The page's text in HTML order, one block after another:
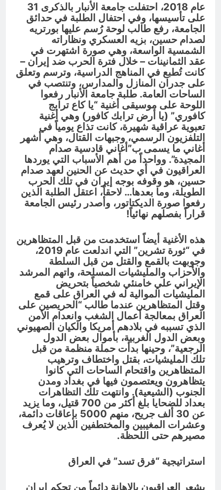
عام 2018، احتفلت جامعة الأنبار بالذكرى 31
على تأسيسها، وفي احتفال الطلبة في حدائق
الجامعة، رفع طالب لوحة رُسم عليها بورتريه
لصدام حسين، بزيه العسكري ونظاراته
الشمسية الواسعة، وهي صورة اشتهرت في
عقد الثمانينات – خلال فترة الحرب ضد إيران –
كانت تُطبع في المناهج الدراسية، وترسم وتعلق
على جدران المنازل والمدارس، وتنتصب في
الساحات العامة. طلبة جامعة الأنبار رفعوا
اللوحة على موسيقى أغنية “يا كاع ترابج
كافوري” (يا أرض ترابك كافور) وهي أغنية
تعبوية عراقية شهيرة، كانت تذاع يومياً في
التلفزيون الرسمي، وجبهات القتال، وهي أشهر
أغاني ما يسمى ب”أغاني قادسية صدام
المجيدة”. وواحداً من أهم الأسباب التي يوردها
العراقيون في أي حديث عن الحنين لعهد صدام
حسين، هو وقوفه بوجه إيران في تلك الحرب
الطويلة، وما بعدها… لاحقاً، اعتقل الطلبة الذين
رفعوا صورة الديكتاتور، وأصدر رئيس الجامعة
قراراً بفصلهم نهائياً!
هذه الأغنية أيضاً استخدمت من قبل المتظاهرين
في “ثورة تشرين” التي اندلعت عام 2019،
وجوبهت بالقمع والقتل من قبل السلطة
والأحزاب والمليشيات المسلحة، واتهم المرشد
الإيراني علي خامنئي شخصياً بتحريض
المليشيات الموالية له في العراق على قمع
وقتل المتظاهرين عندما طالب “الحريصين على
العراق بمعالجة أعمال الشغب وانعدام الأمن
الذي تسببه في بلادهم أمريكا والكيان الصهيوني
وبعض الدول الغربية، بأموال بعض الدول
الرجعية”، وحينها بدأت حملة منظمة من قبل
تلك المليشيات، بقتل واختطاف وترهيب
المتظاهرين واقتحام الساحات التي كانوا
يتظاهرون ويعتصمون فيها في بغداد ومدن
الجنوب (الشيعية). وانتهت تلك التظاهرات
بعداد للضحايا بلغ أكثر من 700 قتيل، وما يزيد
عن 30 ألف جريح، منهم 5000 بإعاقات دائمة،
وعشرات المغيبين والمختطفين الذين لا يُعرف
مصيرهم حتى اللحظة.
استراتيجية “فرق تسد” في العراق
يشعر العراقيون بالإهانة دائماً من تحكم إيران